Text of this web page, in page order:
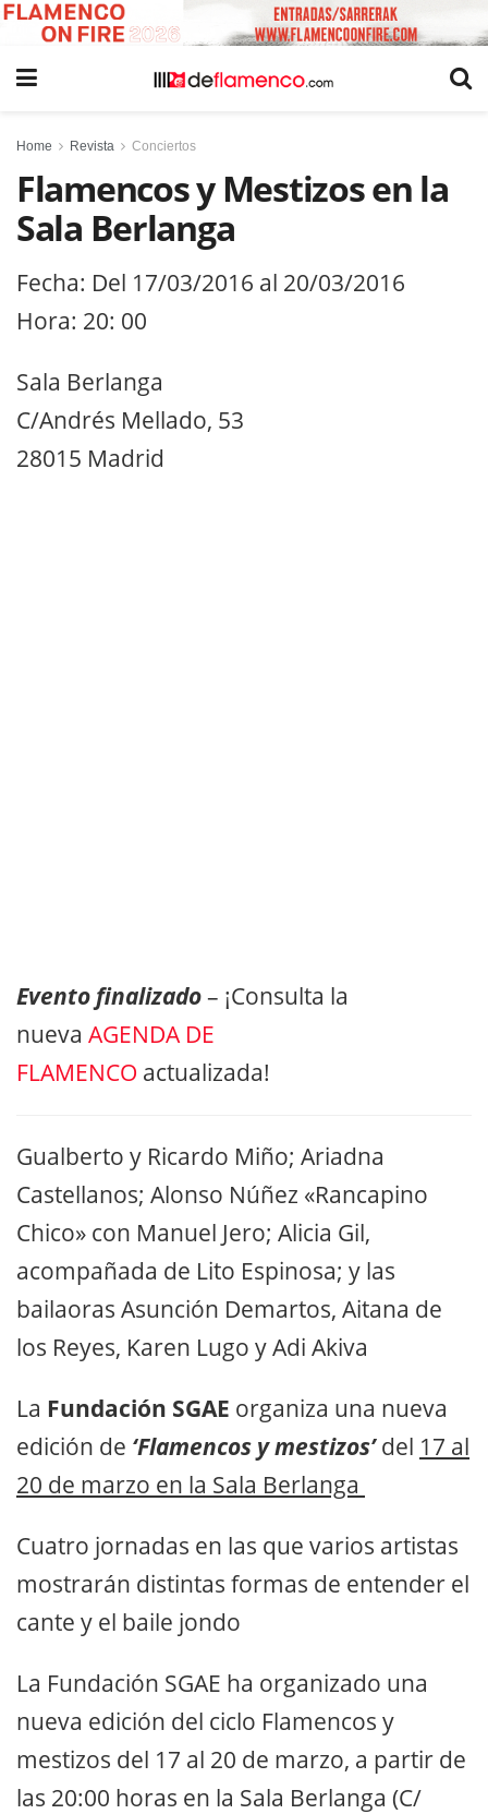
Home Revista Conciertos
Flamencos y Mestizos en la
Sala Berlanga
Fecha: Del 17/03/2016 al 20/03/2016
Hora: 20: 00
Sala Berlanga
C/Andrés Mellado, 53
28015 Madrid
Evento finalizado– ¡Consulta la
nueva AGENDA DE
FLAMENCO actualizada!
Gualberto y Ricardo Miño; Ariadna
Castellanos; Alonso Núñez «Rancapino
Chico» con Manuel Jero; Alicia Gil,
acompañada de Lito Espinosa; y las
bailaoras Asunción Demartos, Aitana de
los Reyes, Karen Lugo y Adi Akiva
La Fundación SGAE organiza una nueva
edición de ‘Flamencos y mestizos’del 17 al
20 de marzo en la Sala Berlanga
Cuatro jornadas en las que varios artistas
mostrarán distintas formas de entender el
cante y el baile jondo
La Fundación SGAE ha organizado una
nueva edición del ciclo Flamencos y
mestizos del 17 al 20 de marzo, a partir de
las 20:00 horas en la Sala Berlanga (C/